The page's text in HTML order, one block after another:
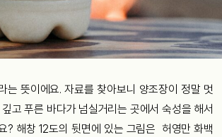
는 뜻이에요. 자료를 찾아보니 양조장이 정말 멋
고 푸른 바다가 넘실거리는 곳에서 숙성을 해서
? 해창 12도의 뒷면에 있는 그림은 허영만 화백